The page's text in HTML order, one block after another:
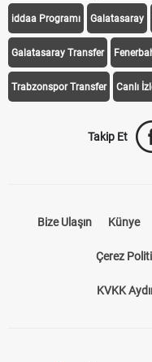
iddaa Programı Galatasaray
Galatasaray Transfer
Trabzonspor Transfer Canlı
Takip Et
Bize Ulaşın Künye
Çerez
KVKK